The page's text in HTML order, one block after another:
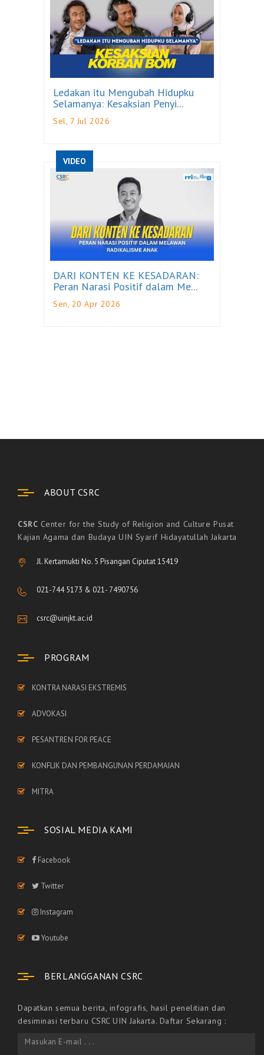
Ledakan itu Mengubah Hidupku
Selamanya: Kesaksian Penyi...
Sel, 7 Jul 2026
VIDEO
DARI KONTEN KE KESADARAN:
Peran Narasi Positif dalam Me...
Sen, 20 Apr 2026
ABOUT CSRC
CSRC Center for the Study of Religion and Culture Pusat
Kajian Agama dan Budaya UIN Syarif Hidayatullah Jakarta
Jl. Kertamukti No. 5 Pisangan Ciputat 15419
021-744 5173 & 021- 7490756
csrc@uinjkt.ac.id
PROGRAM
KONTRA NARASI EKSTREMIS
ADVOKASI
PESANTREN FOR PEACE
KONFLIK DAN PEMBANGUNAN PERDAMAIAN
MITRA
SOSIAL MEDIA KAMI
Facebook
Twitter
Instagram
Youtube
BERLANGGANAN CSRC
Dapatkan semua berita, infografis, hasil penelitian dan
desiminasi terbaru CSRC UIN Jakarta. Daftar Sekarang :